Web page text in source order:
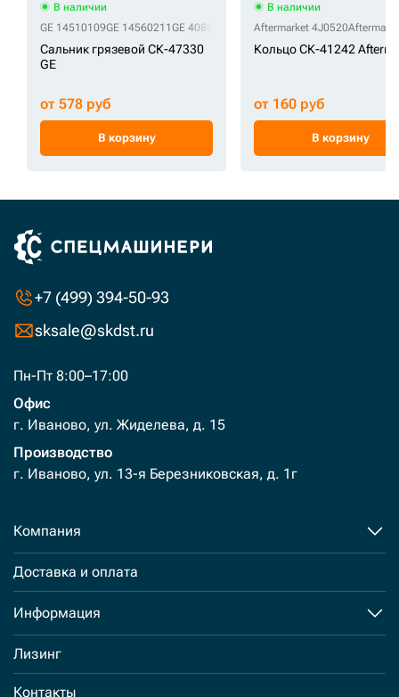
В наличии
GE 14510109GE 14560211 GE 4085479 GE S700-110208GE VOE14510109
Сальник грязевой СК-47330
GE
от 578 руб
В корзину
В наличии
Aftermarket 4J0520
Кольцо СК-41242
от 160 руб
В корзину
+7 (499) 394-50-93
sksale@skdst.ru
Пн-Пт 8:00–17:00
Офис
г. Иваново, ул. Жиделева, д. 15
Производство
г. Иваново, ул. 13-я Березниковская, д. 1г
Компания
Доставка и оплата
Информация
Лизинг
Контакты